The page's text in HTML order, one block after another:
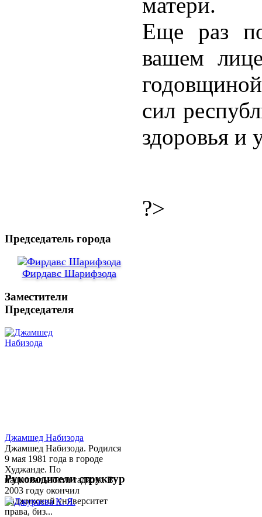
Еще раз
вашем
сил
здоровья и
?>
Председатель города
Фирдавс Шарифзода
Заместители
Председателя
Джамшед Набизода
Джамшед Набизода. Родился
9 мая 1981 года в городе
Худжанде. По
национальности таджик. В
2003 году окончил
Таджикский университет
права, биз...
Руководители структур